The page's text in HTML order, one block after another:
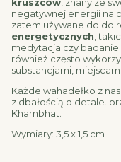
negatywnej energii na
zatem używane do do r
energetycznych ,
medytacja czy
również często
substancjami,
Każde wahadełko z
z dbałością o detale.
Khambhat.
Wymiary: 3,5 x 1,5 cm